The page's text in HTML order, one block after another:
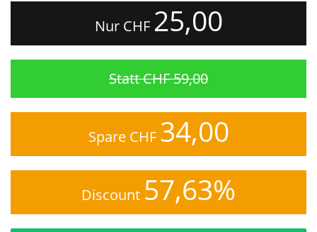
Nur CHF 25,00
Statt CHF 59,00
Spare CHF 34,00
Discount 57,63%